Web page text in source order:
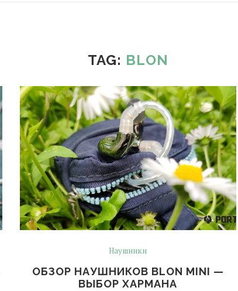
TAG: BLON
Наушники
ОБЗОР НАУШНИКОВ BLON MINI —
ВЫБОР ХАРМАНА